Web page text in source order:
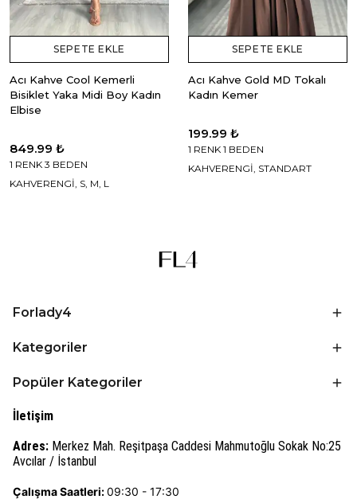
SEPETE EKLE
Acı Kahve Cool Kemerli
Bisiklet Yaka Midi Boy Kadın
Elbise
849.99 ₺
1 RENK 3 BEDEN
KAHVERENGİ, S, M, L
SEPETE EKLE
Acı Kahve Gold MD Tokalı
Kadın Kemer
199.99 ₺
1 RENK 1 BEDEN
KAHVERENGİ, STANDART
Forlady4
Kategoriler
Popüler Kategoriler
İletişim
Adres: Merkez Mah. Reşitpaşa Caddesi Mahmutoğlu Sokak No:25
Avcılar / İstanbul
Çalışma Saatleri:09:30 - 17:30